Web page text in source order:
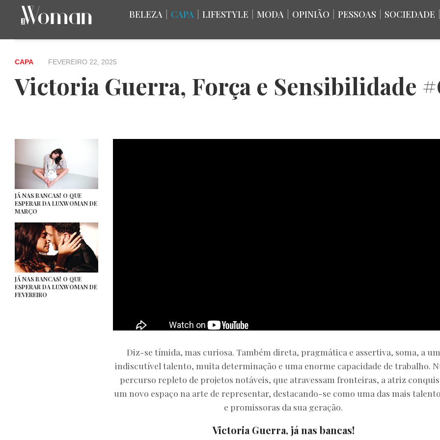
BELEZA CAPA LIFESTYLE MODA OPINIÃO PESSOAS SOCIEDADE
CAPA FEVEREIRO 22, 2025
Victoria Guerra, Força e Sensibilidade
JÁ NAS BANCAS! O QUE
ESPERAR DA LUXWOMAN DE
MARÇO
JÁ NAS BANCAS! O QUE
ESPERAR DA LUXWOMAN DE
FEVEREIRO
Diz-se tímida, mas curiosa. Também direta, pragmática e assertiva, soma, a um
indiscutível talento, muita determinação e uma enorme capacidade de trabalho.
percurso repleto de projetos notáveis, que atravessam fronteiras, a atriz
um novo espaço na arte de representar, destacando-se como uma das mais
e promissoras da sua geração.
Victoria Guerra, já nas bancas!